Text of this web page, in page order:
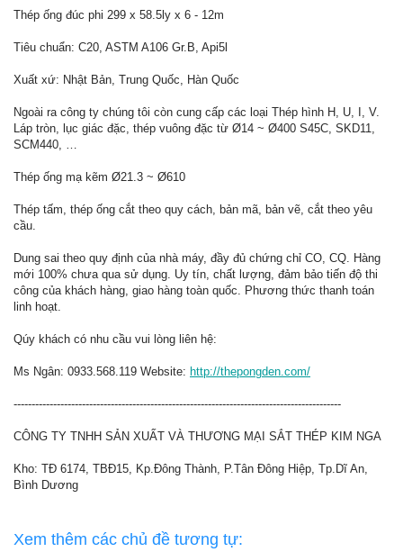
Thép ống đúc phi 299 x 58.5ly x 6 - 12m
Tiêu chuẩn: C20, ASTM A106 Gr.B, Api5l
Xuất xứ: Nhật Bản, Trung Quốc, Hàn Quốc
Ngoài ra công ty chúng tôi còn cung cấp các loại Thép hình H, U, I, V.
Láp tròn, lục giác đặc, thép vuông đặc từ Ø14 ~ Ø400 S45C, SKD11,
SCM440, …
Thép ống mạ kẽm Ø21.3 ~ Ø610
Thép tấm, thép ống cắt theo quy cách, bản mã, bản vẽ, cắt theo yêu
cầu.
Dung sai theo quy định của nhà máy, đầy đủ chứng chỉ CO, CQ. Hàng
mới 100% chưa qua sử dụng. Uy tín, chất lượng, đảm bảo tiến độ thi
công của khách hàng, giao hàng toàn quốc. Phương thức thanh toán
linh hoạt.
Qúy khách có nhu cầu vui lòng liên hệ:
Ms Ngân: 0933.568.119 Website: http://thepongden.com/
-------------------------------------------------------------------------------------------
CÔNG TY TNHH SẢN XUẤT VÀ THƯƠNG MẠI SẮT THÉP KIM NGA
Kho: TĐ 6174, TBĐ15, Kp.Đông Thành, P.Tân Đông Hiệp, Tp.Dĩ An,
Bình Dương
Xem thêm các chủ đề tương tự: